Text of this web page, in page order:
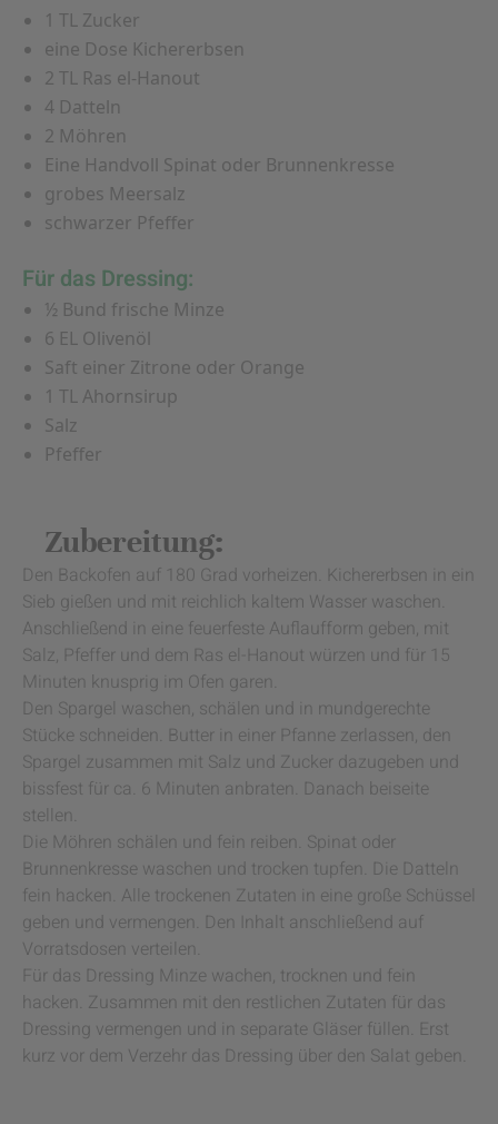
1 TL Zucker
eine Dose Kichererbsen
2 TL Ras el-Hanout
4 Datteln
2 Möhren
Eine Handvoll Spinat oder Brunnenkresse
grobes Meersalz
schwarzer Pfeffer
Für das Dressing:
½ Bund frische Minze
6 EL Olivenöl
Saft einer Zitrone oder Orange
1 TL Ahornsirup
Salz
Pfeffer
Zubereitung:
Den Backofen auf 180 Grad vorheizen. Kichererbsen in ein
Sieb gießen und mit reichlich kaltem Wasser waschen.
Anschließend in eine feuerfeste Auflaufform geben, mit
Salz, Pfeffer und dem Ras el-Hanout würzen und für 15
Minuten knusprig im Ofen garen.
Den Spargel waschen, schälen und in mundgerechte
Stücke schneiden. Butter in einer Pfanne zerlassen, den
Spargel zusammen mit Salz und Zucker dazugeben und
bissfest für ca. 6 Minuten anbraten. Danach beiseite
stellen.
Die Möhren schälen und fein reiben. Spinat oder
Brunnenkresse waschen und trocken tupfen. Die Datteln
fein hacken. Alle trockenen Zutaten in eine große Schüssel
geben und vermengen. Den Inhalt anschließend auf
Vorratsdosen verteilen.
Für das Dressing Minze wachen, trocknen und fein
hacken. Zusammen mit den restlichen Zutaten für das
Dressing vermengen und in separate Gläser füllen. Erst
kurz vor dem Verzehr das Dressing über den Salat geben.